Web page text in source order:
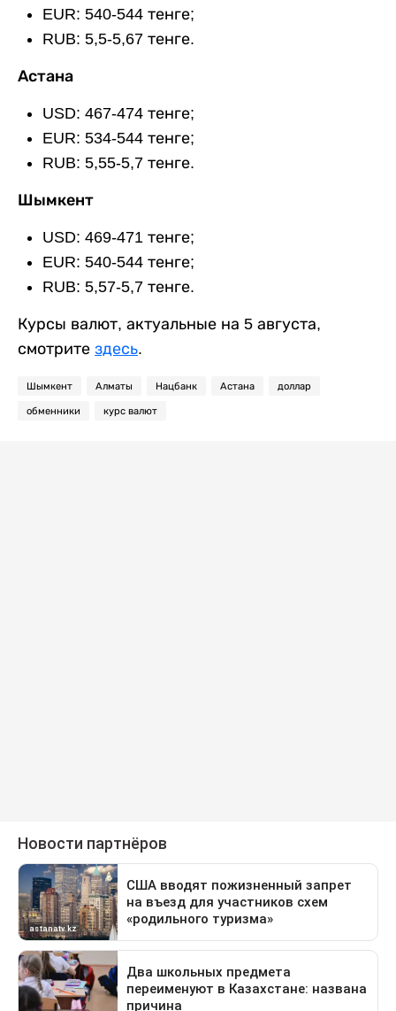
EUR: 540-544 тенге;
RUB: 5,5-5,67 тенге.
Астана
USD: 467-474 тенге;
EUR: 534-544 тенге;
RUB: 5,55-5,7 тенге.
Шымкент
USD: 469-471 тенге;
EUR: 540-544 тенге;
RUB: 5,57-5,7 тенге.
Курсы валют, актуальные на 5 августа,
смотрите здесь.
Шымкент Алматы Нацбанк Астана доллар
обменники курс валют